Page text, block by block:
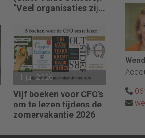
“Veel organisaties zijn
voor de wereld van
vandaag.”
11 juli 2026
Vijf boeken voor CFO’s
om te lezen tijdens de
zomervakantie 2026